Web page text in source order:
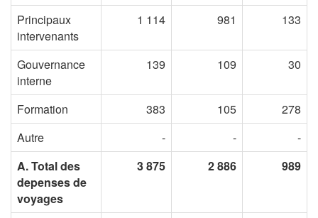
Principaux
intervenants
1 114 981 133
Gouvernance
interne
139 109 30
Formation 383 105
278
Autre
- -
-
A. Total des
depenses de
voyages
3 875 2 886 989